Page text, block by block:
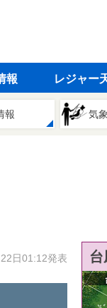
報 レジャー
報 気
日01:12発表